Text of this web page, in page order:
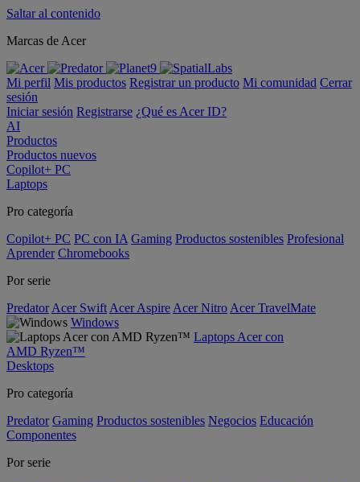
Saltar al contenido
Marcas de Acer
Mi perfil Mis productos Registrar un producto Mi comunidad Cerrar
sesión
Iniciar sesión Registrarse ¿Qué es Acer ID?
AI
Productos
Productos nuevos
Copilot+ PC
Laptops
Pro categoría
Copilot+ PC PC con IA Gaming Productos sostenibles Profesional
Aprender Chromebooks
Por serie
Predator Acer Swift Acer Aspire Acer Nitro Acer TravelMate
Windows
Laptops Acer con
AMD Ryzen™
Desktops
Pro categoría
Predator Gaming Productos sostenibles Negocios Educación
Componentes
Por serie